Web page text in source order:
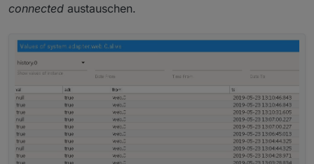
connected austauschen.